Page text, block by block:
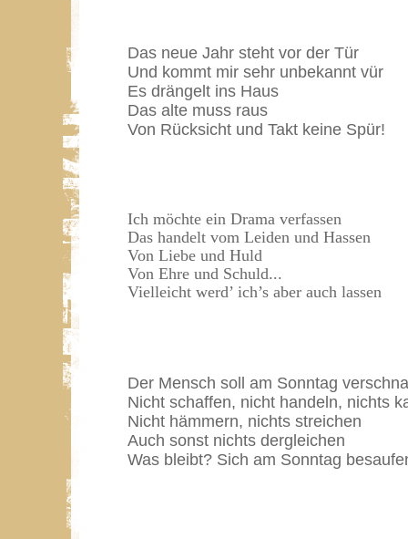
Das neue Jahr steht vor der Tür
Und kommt mir sehr unbekannt vür
Es drängelt ins Haus
Das alte muss raus
Von Rücksicht und Takt keine Spür!
Ich möchte ein Drama verfassen
Das handelt vom Leiden und Hassen
Von Liebe und Huld
Von Ehre und Schuld...
Vielleicht werd’ ich’s aber auch lassen
Der Mensch soll am Sonntag
Nicht schaffen, nicht handeln, nichts
Nicht hämmern, nichts streichen
Auch sonst nichts dergleichen
Was bleibt? Sich am Sonntag